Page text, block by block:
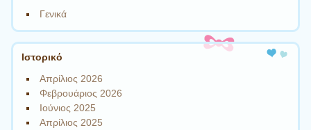
Γενικά
Ιστορικό
Απρίλιος 2026
Φεβρουάριος 2026
Ιούνιος 2025
Απρίλιος 2025